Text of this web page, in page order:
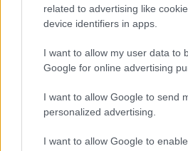
related to advertising like
device identifiers in apps.
I want to allow my user data to
Google for online advertising
I want to allow Google to send
personalized advertising.
I want to allow Google to
ARTICOLI CORRELATI
Fiumicino, squalo attacca un